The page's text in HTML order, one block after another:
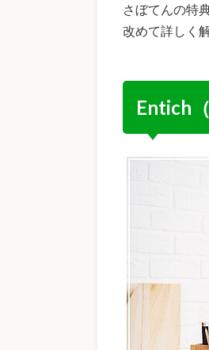
さぼてんの特
改めて詳しく
Entich